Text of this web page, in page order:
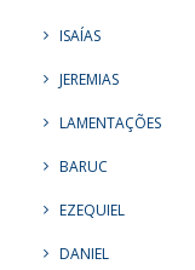
ISAÍAS
JEREMIAS
LAMENTAÇÕES
BARUC
EZEQUIEL
DANIEL